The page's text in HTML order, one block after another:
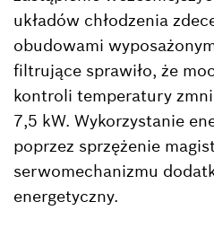
układów chłodzenia
obudowami
filtrujące sprawiło, że
kontroli temperatury
7,5 kW. Wykorzystanie
poprzez sprzężenie
serwomechanizmu
energetyczny.